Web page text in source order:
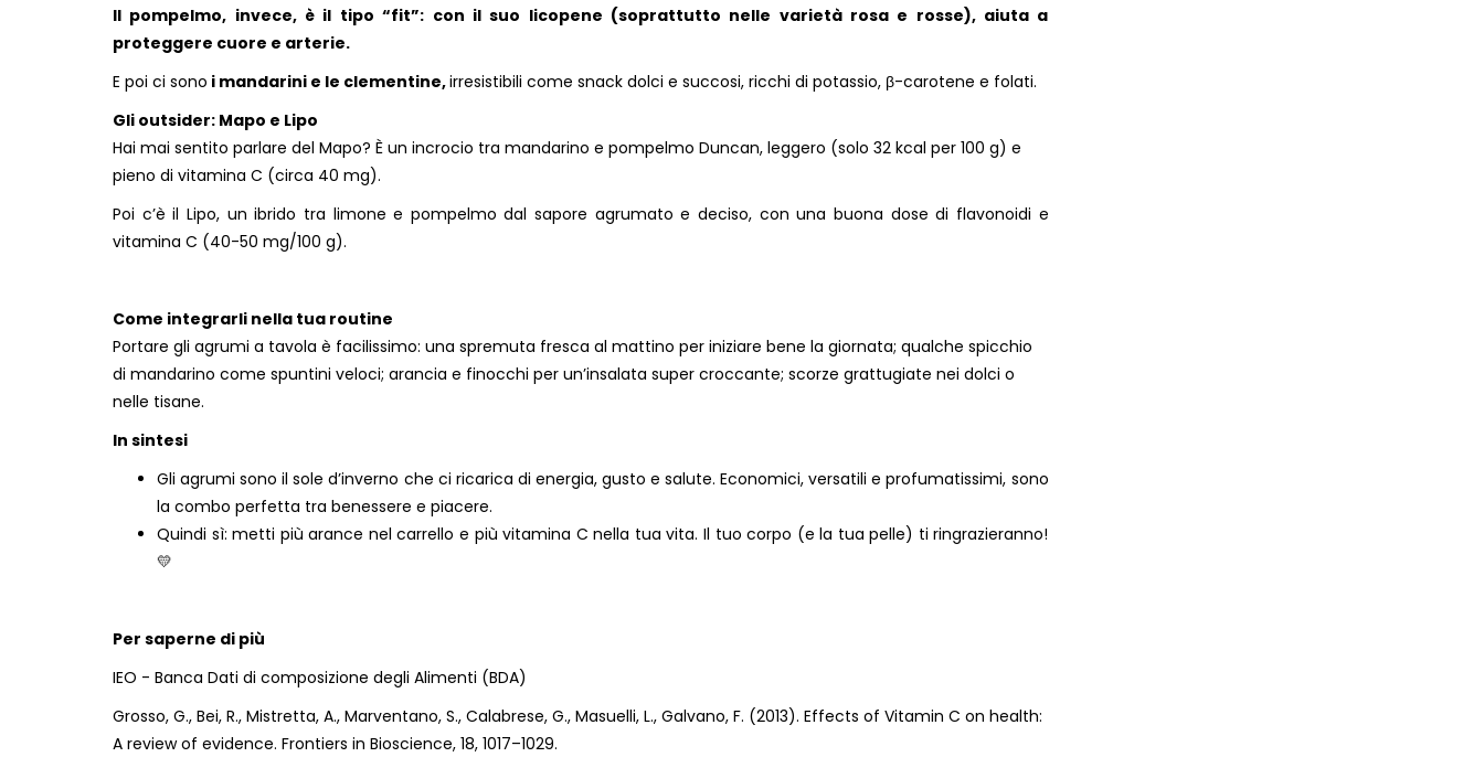
Il pompelmo, invece, è il tipo “fit”: con il suo licopene (soprattutto nelle varietà rosa e rosse), aiuta a
proteggere cuore e arterie.
E poi ci sono i mandarini e le clementine,irresistibili come snack dolci e succosi, ricchi di potassio, β-carotene e folati.
Gli outsider: Mapo e Lipo
Hai mai sentito parlare del Mapo? È un incrocio tra mandarino e pompelmo Duncan, leggero (solo 32 kcal per 100 g) e
pieno di vitamina C (circa 40 mg).
Poi c’è il Lipo, un ibrido tra limone e pompelmo dal sapore agrumato e deciso, con una buona dose di flavonoidi e
vitamina C (40-50 mg/100 g).
Come integrarli nella tua routine
Portare gli agrumi a tavola è facilissimo: una spremuta fresca al mattino per iniziare bene la giornata; qualche spicchio
di mandarino come spuntini veloci; arancia e finocchi per un’insalata super croccante; scorze grattugiate nei dolci o
nelle tisane.
In sintesi
Gli agrumi sono il sole d’inverno che ci ricarica di energia, gusto e salute. Economici, versatili e profumatissimi, sono
la combo perfetta tra benessere e piacere.
Quindi sì: metti più arance nel carrello e più vitamina C nella tua vita. Il tuo corpo (e la tua pelle) ti ringrazieranno!
💛
Per saperne di più
IEO - Banca Dati di composizione degli Alimenti (BDA)
Grosso, G., Bei, R., Mistretta, A., Marventano, S., Calabrese, G., Masuelli, L., Galvano, F. (2013). Effects of Vitamin C on health:
A review of evidence. Frontiers in Bioscience, 18, 1017–1029.